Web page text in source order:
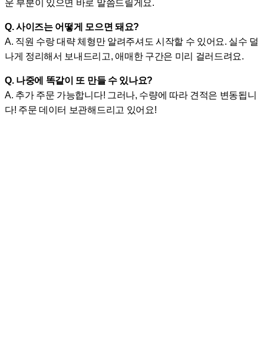
운 부분이 있으면 바로 말씀드릴게요.
Q. 사이즈는 어떻게 모으면 돼요?
A. 직원 수랑 대략 체형만 알려주셔도 시작할 수 있어요. 실수 덜
나게 정리해서 보내드리고, 애매한 구간은 미리 걸러드려요.
Q. 나중에 똑같이 또 만들 수 있나요?
A. 추가 주문 가능합니다! 그러나, 수량에 따라 견적은 변동됩니
다! 주문 데이터 보관해드리고 있어요!